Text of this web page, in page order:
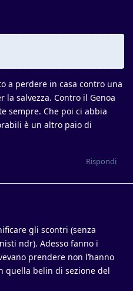
a perdere in casa contro una
salvezza. Contro il Genoa
sempre. Che poi ci abbia
è un altro paio di
Rispondi
gli scontri (senza
ndr). Adesso fanno i
prendere non l’hanno
quella belin di sezione del